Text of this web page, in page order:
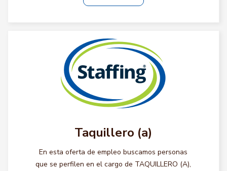
Taquillero (a)
En esta oferta de empleo buscamos personas
que se perfilen en el cargo de TAQUILLERO (A),